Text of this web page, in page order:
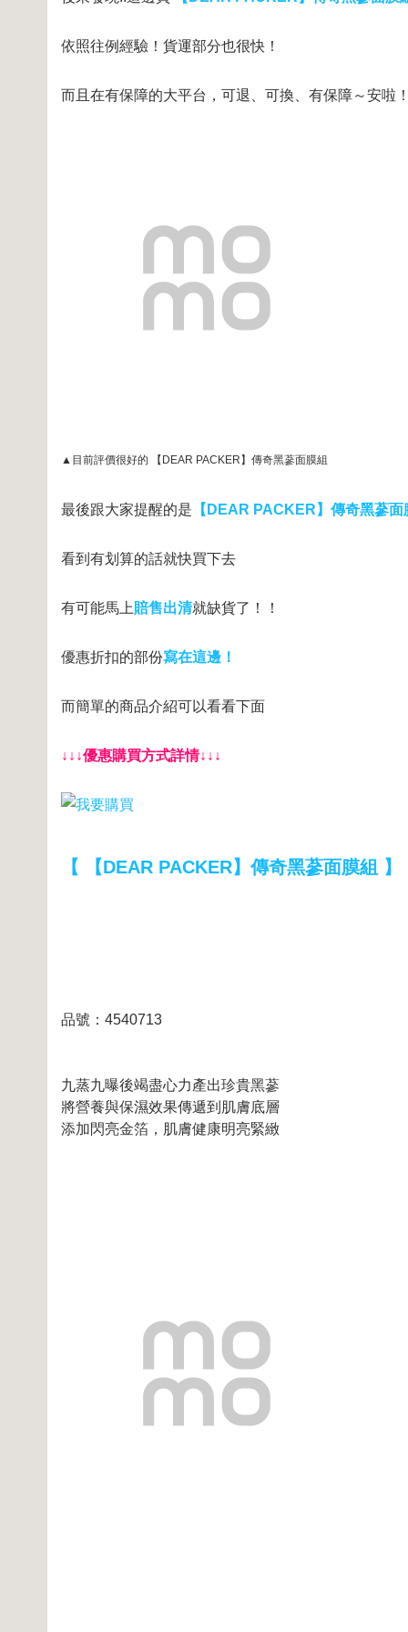
依照往例經驗！貨運部分也很快！
而且在有保障的大平台，可退、可換、有保障～安啦
▲目前評價很好的 【DEAR PACKER】傳奇黑蔘面膜組
最後跟大家提醒的是 【DEAR PACKER】傳奇黑蔘
看到有划算的話就快買下去
有可能馬上賠售出清就缺貨了！！
優惠折扣的部份寫在這邊！
而簡單的商品介紹可以看看下面
↓↓↓優惠購買方式詳情↓↓↓
【 【DEAR PACKER】傳奇黑蔘面膜組 】
品號：4540713
九蒸九曝後竭盡心力產出珍貴黑蔘
將營養與保濕效果傳遞到肌膚底層
添加閃亮金箔，肌膚健康明亮緊緻